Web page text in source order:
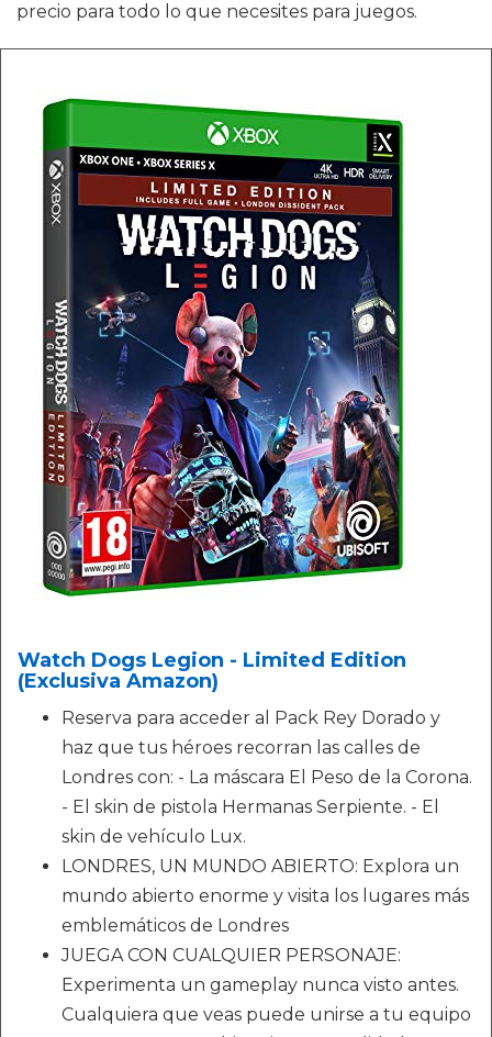
precio para todo lo que necesites para juegos.
Watch Dogs Legion - Limited Edition
(Exclusiva Amazon)
Reserva para acceder al Pack Rey Dorado y
haz que tus héroes recorran las calles de
Londres con: - La máscara El Peso de la Corona.
- El skin de pistola Hermanas Serpiente. - El
skin de vehículo Lux.
LONDRES, UN MUNDO ABIERTO: Explora un
mundo abierto enorme y visita los lugares más
emblemáticos de Londres
JUEGA CON CUALQUIER PERSONAJE:
Experimenta un gameplay nunca visto antes.
Cualquiera que veas puede unirse a tu equipo